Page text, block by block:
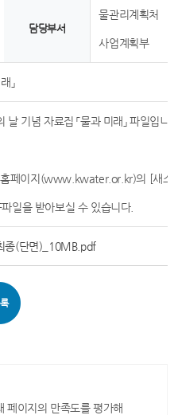
담당부서
물관리계획처
사업계획부
」
기념 자료집 「물과 미래」 파일입니
페이지(www.kwater.or.kr)의 [새소
일을 받아보실 수 있습니다.
종(단면)_10MB.pdf
페이지의 만족도를 평가해